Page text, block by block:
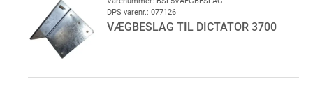
DPS varenr.: 077126
VÆGBESLAG TIL DICTATOR 3700